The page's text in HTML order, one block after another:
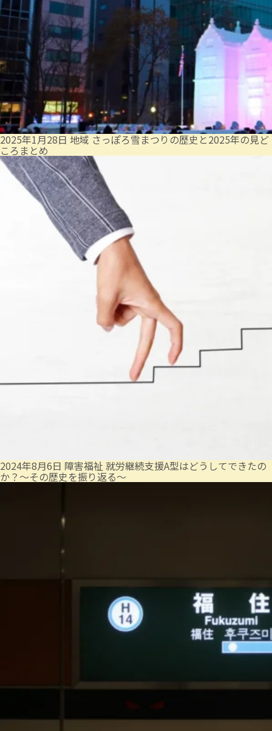
2025年1月28日 地域 さっぽろ雪まつりの歴史と2025年の見ど
ころまとめ
2024年8月6日 障害福祉 就労継続支援A型はどうしてできたの
か？～その歴史を振り返る～